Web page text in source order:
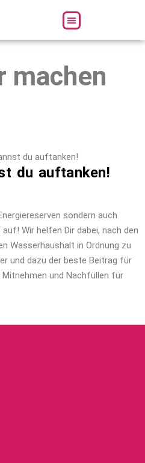
machen
du auftanken!
sondern auch
Wir helfen Dir dabei, nach den
Wasserhaushalt in Ordnung zu
und dazu der beste Beitrag für
und Nachfüllen für